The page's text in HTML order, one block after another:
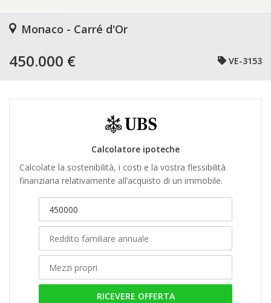
Monaco - Carré d'Or
450.000 € VE-3153
Calcolatore ipoteche
Calcolate la sostenibilità, i costi e la vostra flessibilità
finanziaria relativamente all’acquisto di un immobile.
RICEVERE OFFERTA